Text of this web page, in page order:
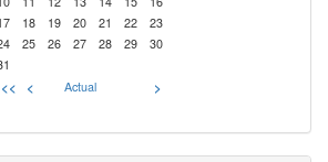
18 19 20 21 22
23
25 26 27 28 29
30
<< < Actual >